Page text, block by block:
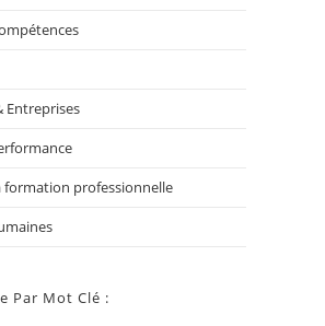
Entreprises
formation professionnelle
Par Mot Clé :